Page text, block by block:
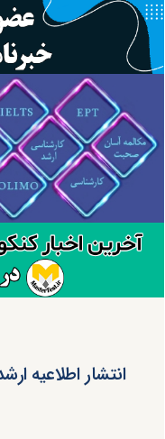
انتشار اطلاعیه